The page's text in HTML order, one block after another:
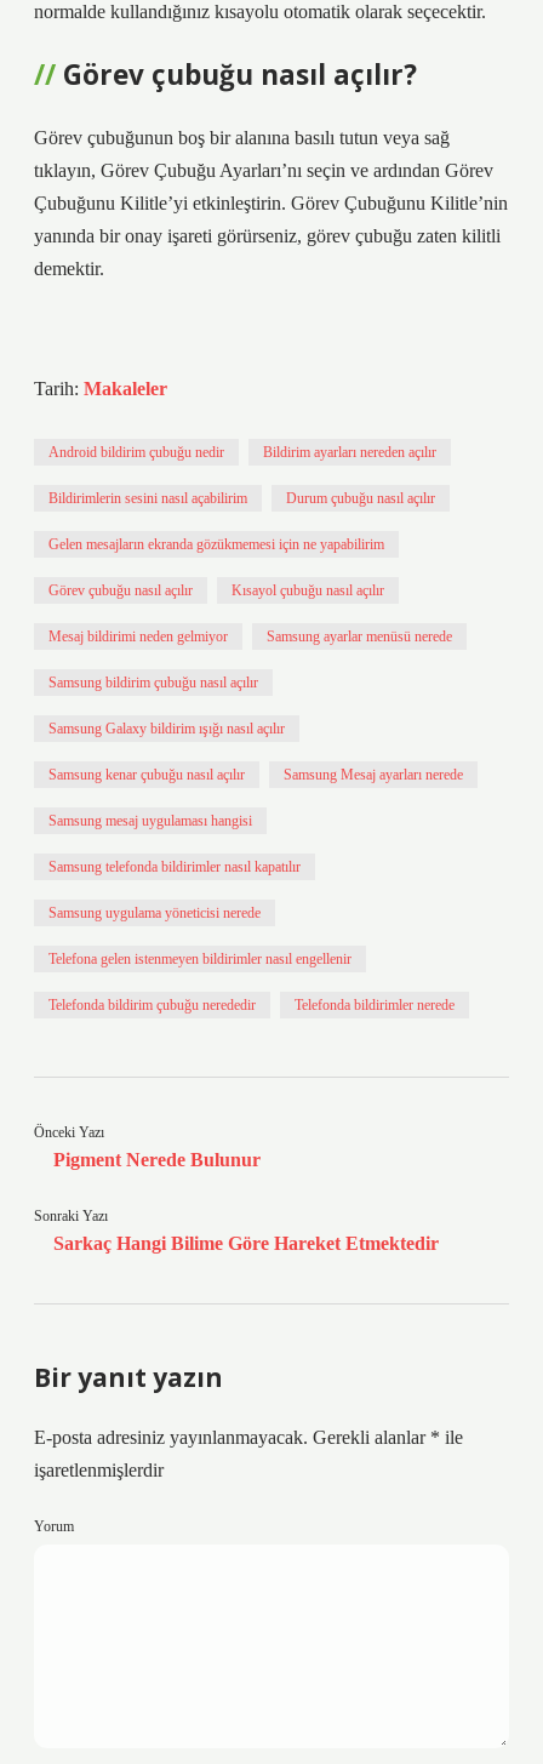
normalde kullandığınız kısayolu otomatik olarak seçecektir.
Görev çubuğu nasıl açılır?
Görev çubuğunun boş bir alanına basılı tutun veya sağ
tıklayın, Görev Çubuğu Ayarları’nı seçin ve ardından Görev
Çubuğunu Kilitle’yi etkinleştirin. Görev Çubuğunu Kilitle’nin
yanında bir onay işareti görürseniz, görev çubuğu zaten kilitli
demektir.
Tarih: Makaleler
Android bildirim çubuğu nedir Bildirim ayarları nereden açılır
Bildirimlerin sesini nasıl açabilirim Durum çubuğu nasıl açılır
Gelen mesajların ekranda gözükmemesi için ne yapabilirim
Görev çubuğu nasıl açılır Kısayol çubuğu nasıl açılır
Mesaj bildirimi neden gelmiyor Samsung ayarlar menüsü nerede
Samsung bildirim çubuğu nasıl açılır
Samsung Galaxy bildirim ışığı nasıl açılır
Samsung kenar çubuğu nasıl açılır Samsung Mesaj ayarları nerede
Samsung mesaj uygulaması hangisi
Samsung telefonda bildirimler nasıl kapatılır
Samsung uygulama yöneticisi nerede
Telefona gelen istenmeyen bildirimler nasıl engellenir
Telefonda bildirim çubuğu nerededir Telefonda bildirimler nerede
Önceki Yazı
Pigment Nerede Bulunur
Sonraki Yazı
Sarkaç Hangi Bilime Göre Hareket Etmektedir
Bir yanıt yazın
E-posta adresiniz yayınlanmayacak. Gerekli alanlar * ile
işaretlenmişlerdir
Yorum